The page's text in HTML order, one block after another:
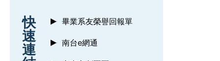
:::
快
速
連
畢業系友榮譽回報單
南台e網通